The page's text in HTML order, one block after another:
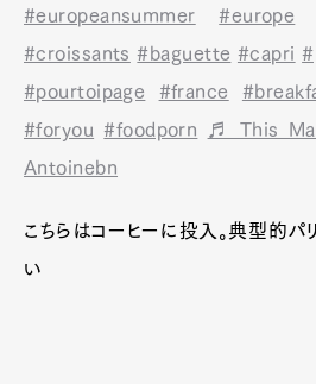
#europeansummer
#europe
#croissants #baguette #capri
#pourtoipage
#france
#foryou #foodporn
♬ This
Antoinebn
こちらはコーヒーに投入。典型的パ
い